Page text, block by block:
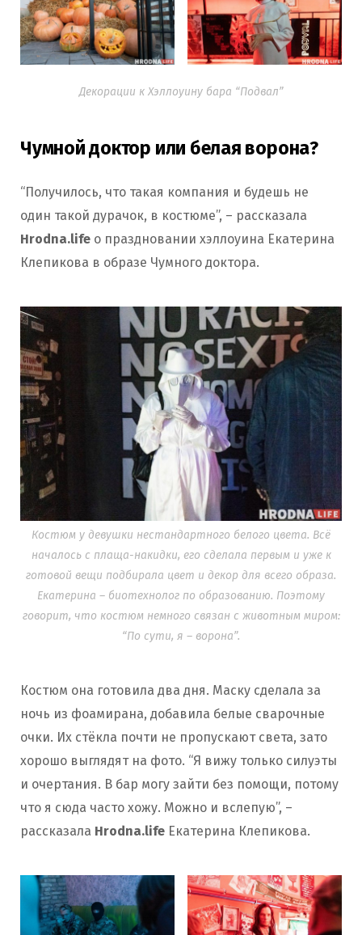
Декорации к Хэллоуину бара “Подвал”
Чумной доктор или белая ворона?
“Получилось, что такая компания и будешь не
один такой дурачок, в костюме”, – рассказала
Hrodna.life о праздновании хэллоуина Екатерина
Клепикова в образе Чумного доктора.
Костюм у девушки нестандартного белого цвета. Всё
началось с плаща-накидки, его сделала первым и уже к
готовой вещи подбирала цвет и декор для всего образа.
Екатерина – биотехнолог по образованию. Поэтому
говорит, что костюм немного связан с животным миром:
“По сути, я – ворона”.
Костюм она готовила два дня. Маску сделала за
ночь из фоамирана, добавила белые сварочные
очки. Их стёкла почти не пропускают света, зато
хорошо выглядят на фото. “Я вижу только силуэты
и очертания. В бар могу зайти без помощи, потому
что я сюда часто хожу. Можно и вслепую”, –
рассказала Hrodna.life Екатерина Клепикова.